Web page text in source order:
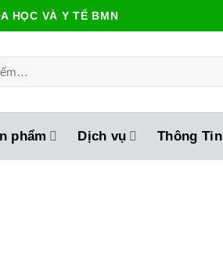
HỌC VÀ Y TẾ BMN
phẩm Dịch vụ Thông Tin